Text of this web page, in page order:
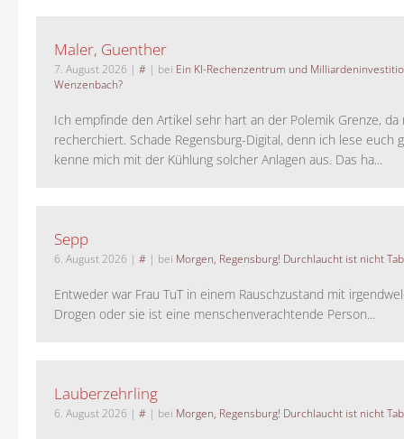
Maler, Guenther
7. August 2026 | # | bei Ein KI-Rechenzentrum und
Wenzenbach?
Ich empfinde den Artikel sehr hart an der Polemik Grenze,
recherchiert. Schade Regensburg-Digital, denn ich lese euch
kenne mich mit der Kühlung solcher Anlagen aus. Das ha...
Sepp
6. August 2026 | # | bei Morgen, Regensburg! Durchlaucht ist nicht
Entweder war Frau TuT in einem Rauschzustand mit
Drogen oder sie ist eine menschenverachtende Person...
Lauberzehrling
6. August 2026 | # | bei Morgen, Regensburg! Durchlaucht ist nicht